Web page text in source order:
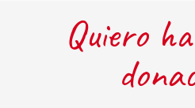
Quiero